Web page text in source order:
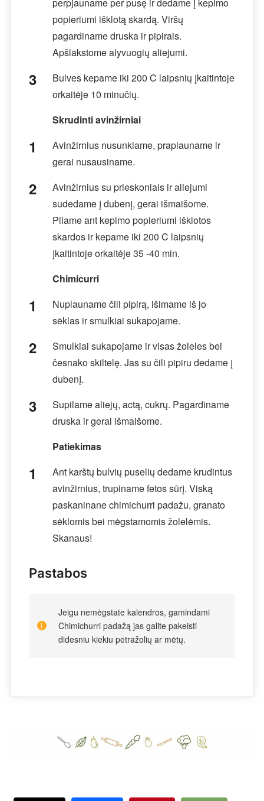
popieriumi išklotą skardą. Viršų
pagardiname druska ir pipirais.
Apšlakstome alyvuogių aliejumi.
Bulves kepame iki 200 C laipsnių įkaitintoje
orkaitėje 10 minučių.
Skrudinti avinžirniai
Avinžirnius nusunkiame, praplauname ir
gerai nusausiname.
Avinžirnius su prieskoniais ir aliejumi
sudedame į dubenį, gerai išmaišome.
Pilame ant kepimo popieriumi išklotos
skardos ir kepame iki 200 C laipsnių
įkaitintoje orkaitėje 35 -40 min.
Chimicurri
Nuplauname čili pipirą, išimame iš jo
sėklas ir smulkiai sukapojame.
Smulkiai sukapojame ir visas žoleles bei
česnako skiltelę. Jas su čili pipiru dedame į
dubenį.
Supilame aliejų, actą, cukrų. Pagardiname
druska ir gerai išmaišome.
Patiekimas
Ant karštų bulvių puselių dedame krudintus
avinžirnius, trupiname fetos sūrį. Viską
paskaninane chimichurri padažu, granato
sėklomis bei mėgstamomis žolelėmis.
Skanaus!
Pastabos
Jeigu nemėgstate kalendros, gamindami
Chimichurri padažą jas galite pakeisti
didesniu kiekiu petražolių ar mėtų.